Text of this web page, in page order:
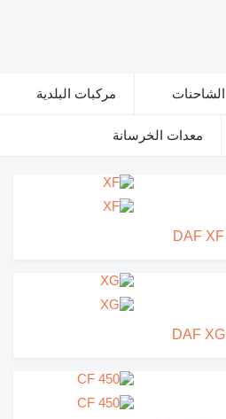
الشاحنات مركبات البلدية
معدات الخرسانة
DAF XF
DAF XG